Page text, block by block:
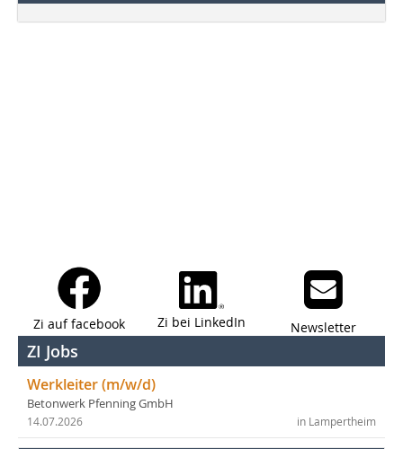
Zi auf facebook Zi bei LinkedIn Newsletter
ZI Jobs
Werkleiter (m/w/d)
Betonwerk Pfenning GmbH
in Lampertheim
14.07.2026